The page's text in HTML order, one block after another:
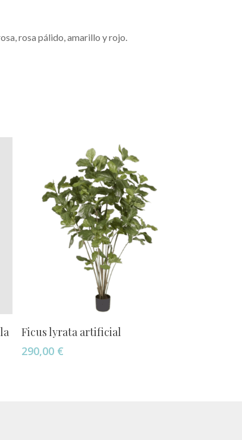
rosa pálido, amarillo y rojo.
Añadir Al Carrito
Ficus lyrata artificial
290,00 €